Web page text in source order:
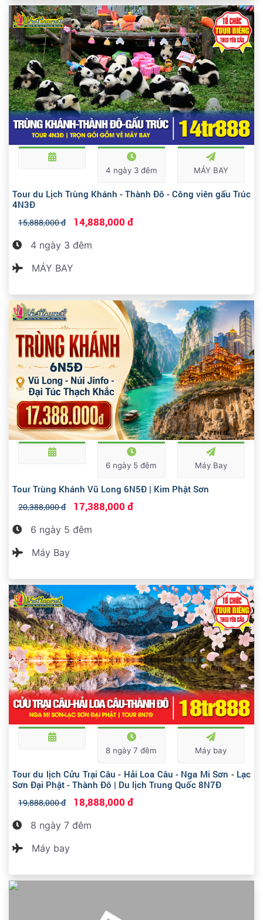
4 ngày 3 đêm MÁY BAY
Tour du Lịch Trùng Khánh - Thành Đô - Công viên gấu Trúc
4N3Đ
15,888,000 đ 14,888,000 đ
4 ngày 3 đêm
MÁY BAY
6 ngày 5 đêm Máy Bay
Tour Trùng Khánh Vũ Long 6N5Đ | Kim Phật Sơn
20,388,000 đ 17,388,000 đ
6 ngày 5 đêm
Máy Bay
8 ngày 7 đêm Máy bay
Tour du lịch Cửu Trại Câu - Hải Loa Câu - Nga Mi Sơn - Lạc
Sơn Đại Phật - Thành Đô | Du lịch Trung Quốc 8N7Đ
19,888,000 đ 18,888,000 đ
8 ngày 7 đêm
Máy bay